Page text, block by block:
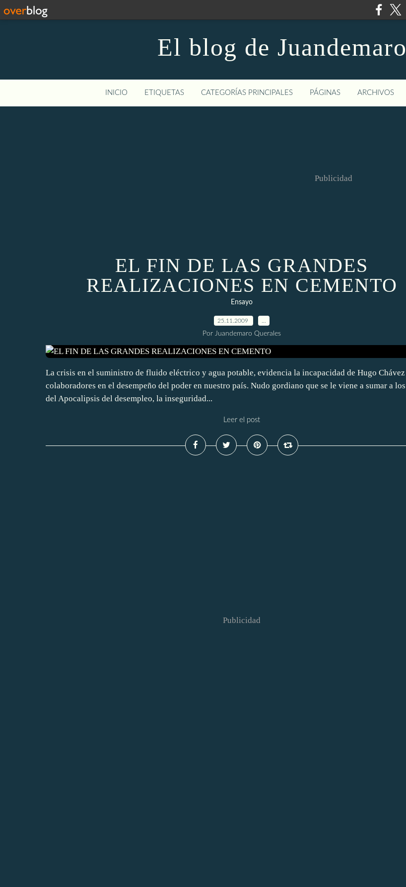
El blog de
INICIO ETIQUETAS CATEGORÍAS PRINCIPALES PÁGINAS ARCHIVOS
Publicidad
EL FIN DE LAS GRANDES
REALIZACIONES EN CEMENTO
Ensayo
25.11.2009
Por Juandemaro Querales
La crisis en el suministro de fluido eléctrico y agua potable, evidencia la incapacidad de Hugo
colaboradores en el desempeño del poder en nuestro país. Nudo gordiano que se le viene a sumar a
del Apocalipsis del desempleo, la inseguridad...
Leer el post
Publicidad